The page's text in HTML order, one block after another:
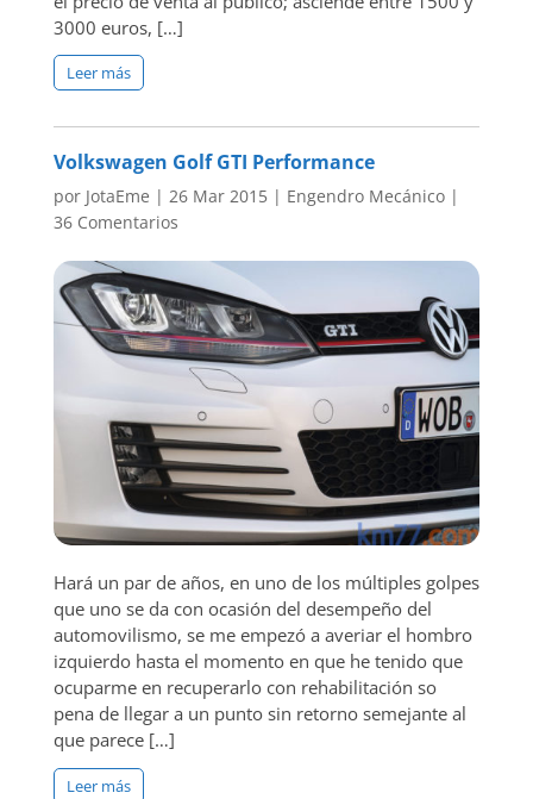
3000 euros, […]
Leer más
Volkswagen Golf GTI Performance
por JotaEme | 26 Mar 2015| Engendro Mecánico|
36 Comentarios
Hará un par de años, en uno de los múltiples golpes
que uno se da con ocasión del desempeño del
automovilismo, se me empezó a averiar el hombro
izquierdo hasta el momento en que he tenido que
ocuparme en recuperarlo con rehabilitación so
pena de llegar a un punto sin retorno semejante al
que parece […]
Leer más